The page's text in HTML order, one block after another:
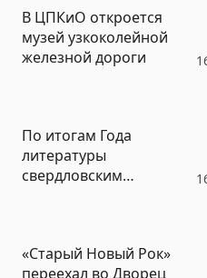
В ЦПКиО откроется
музей узкоколейной
железной дороги
По итогам Года
литературы
свердловским
«Старый Новый Рок»
переехал во Дворец